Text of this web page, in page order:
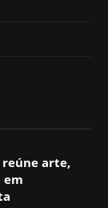
reúne arte,
em